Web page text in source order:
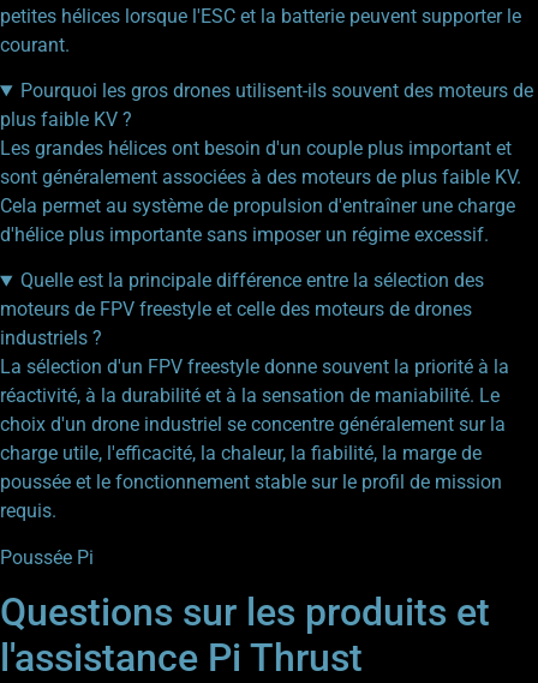
petites hélices lorsque l'ESC et la batterie peuvent supporter le
courant.
Pourquoi les gros drones utilisent-ils souvent des moteurs de
plus faible KV ?
Les grandes hélices ont besoin d'un couple plus important et
sont généralement associées à des moteurs de plus faible KV.
Cela permet au système de propulsion d'entraîner une charge
d'hélice plus importante sans imposer un régime excessif.
Quelle est la principale différence entre la sélection des
moteurs de FPV freestyle et celle des moteurs de drones
industriels ?
La sélection d'un FPV freestyle donne souvent la priorité à la
réactivité, à la durabilité et à la sensation de maniabilité. Le
choix d'un drone industriel se concentre généralement sur la
charge utile, l'efficacité, la chaleur, la fiabilité, la marge de
poussée et le fonctionnement stable sur le profil de mission
requis.
Poussée Pi
Questions sur les produits et
l'assistance Pi Thrust